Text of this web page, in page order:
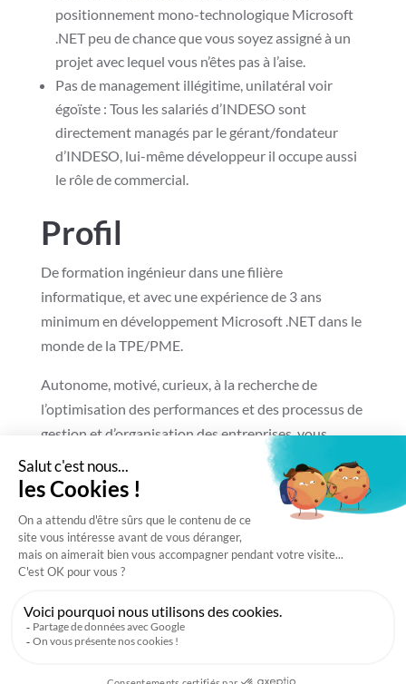
positionnement mono-technologique Microsoft
.NET peu de chance que vous soyez assigné à un
projet avec lequel vous n’êtes pas à l’aise.
Pas de management illégitime, unilatéral voir
égoïste : Tous les salariés d’INDESO sont
directement managés par le gérant/fondateur
d’INDESO, lui-même développeur il occupe aussi
le rôle de commercial.
Profil
De formation ingénieur dans une filière
informatique, et avec une expérience de 3 ans
minimum en développement Microsoft .NET dans le
monde de la TPE/PME.
Autonome, motivé, curieux, à la recherche de
l’optimisation des performances et des processus de
gestion et d’organisation des entreprises, vous
cherchez toujours à comprendre les enjeux business
liés à votre mission.
Doté d’un sens critique constructif, ouvert d’esprit,
humble, à la recherche pragmatique de l’excellence,
avec de l’énergie à revendre, envoyez-nous votre